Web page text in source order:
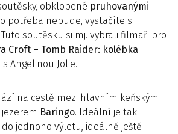
obklopené pruhovanými
potřeba nebude, vystačíte si
soutěsku si mj. vybrali filmaři pro
Croft – Tomb Raider: kolébka
Angelinou Jolie.
na cestě mezi hlavním keňským
jezerem Baringo. Ideální je tak
jednoho výletu, ideálně ještě